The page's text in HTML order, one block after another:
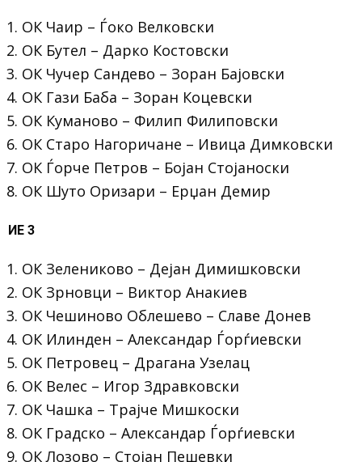
ОК Чаир – Ѓоко Велковски
ОК Бутел – Дарко Костовски
ОК Чучер Сандево – Зоран Бајовски
ОК Гази Баба – Зоран Коцевски
ОК Куманово – Филип Филиповски
ОК Старо Нагоричане – Ивица Димковски
ОК Ѓорче Петров – Бојан Стојаноски
ОК Шуто Оризари – Ерџан Демир
ИЕ 3
ОК Зелениково – Дејан Димишковски
ОК Зрновци – Виктор Анакиев
ОК Чешиново Облешево – Славе Донев
ОК Илинден – Александар Ѓорѓиевски
ОК Петровец – Драгана Узелац
ОК Велес – Игор Здравковски
ОК Чашка – Трајче Мишкоски
ОК Градско – Александар Ѓорѓиевски
ОК Лозово – Стојан Пешевки